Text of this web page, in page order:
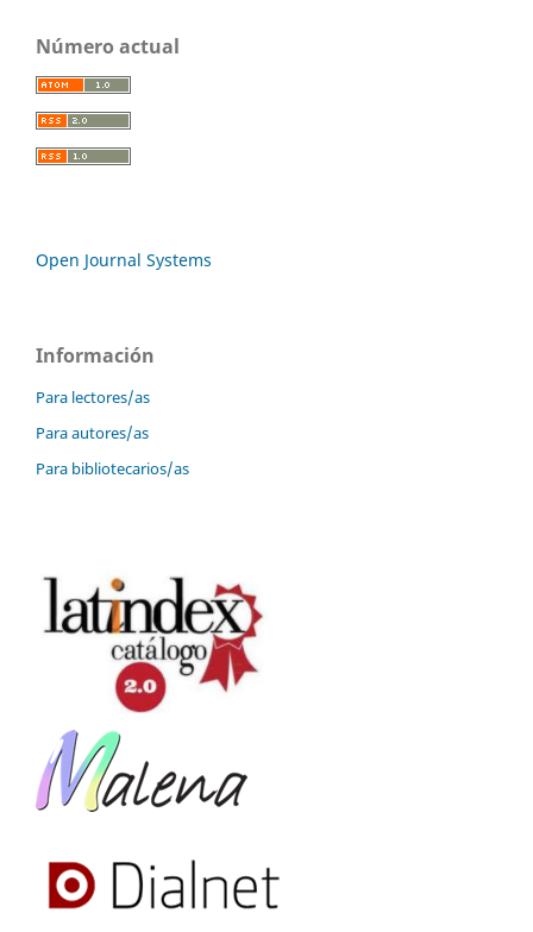
Número actual
Open Journal Systems
Información
Para lectores/as
Para autores/as
Para bibliotecarios/as